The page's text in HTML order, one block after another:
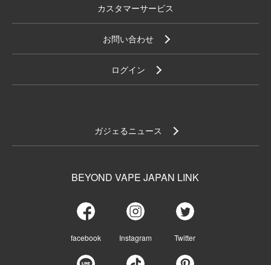
カスタマーサービス
お問い合わせ
ログイン
ガジェるニュース
BEYOND VAPE JAPAN LINK
facebook Instagram Twitter